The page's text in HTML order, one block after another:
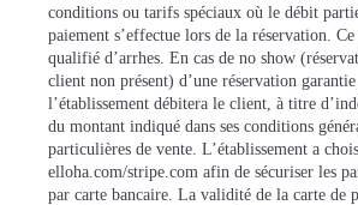
conditions ou tarifs spéciaux où le débit
paiement s’effectue lors de la réservation.
qualifié d’arrhes. En cas de no show
client non présent) d’une réservation
l’établissement débitera le client, à titre
du montant indiqué dans ses conditions
particulières de vente. L’établissement a
elloha.com/stripe.com afin de sécuriser les
par carte bancaire. La validité de la carte de